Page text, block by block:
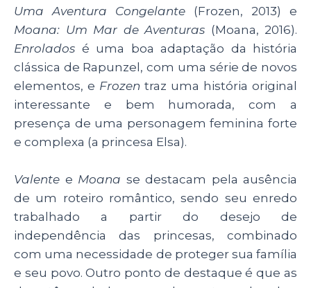
Uma Aventura Congelante (Frozen, 2013) e
Moana: Um Mar de Aventuras (Moana, 2016).
Enrolados é uma boa adaptação da história
clássica de Rapunzel, com uma série de novos
elementos, e Frozen traz uma história original
interessante e bem humorada, com a
presença de uma personagem feminina forte
e complexa (a princesa Elsa).
Valente e Moana se destacam pela ausência
de um roteiro romântico, sendo seu enredo
trabalhado a partir do desejo de
independência das princesas, combinado
com uma necessidade de proteger sua família
e seu povo. Outro ponto de destaque é que as